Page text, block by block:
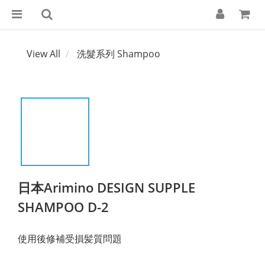
View All 洗髮系列 Shampoo
日本Arimino DESIGN SUPPLE
SHAMPOO D-2
使用後修補受損髪質問題